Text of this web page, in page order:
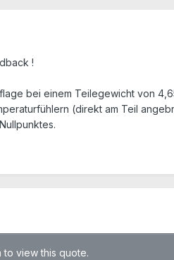
!
bei einem Teilegewicht von
(direkt am Teil
to view this quote.